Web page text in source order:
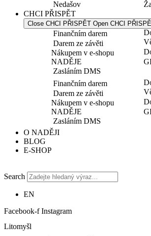
Nedašov
CHCI PŘISPĚT
Close CHCI PŘISPĚT Open CHCI
Finančním darem
Darem ze závěti
Nákupem v e-shopu
NADĚJE
Zasláním DMS
Finančním darem
Darem ze závěti
Nákupem v e-shopu
NADĚJE
Zasláním DMS
O NADĚJI
BLOG
E-SHOP
Search
EN
Facebook-f Instagram
Litomyšl